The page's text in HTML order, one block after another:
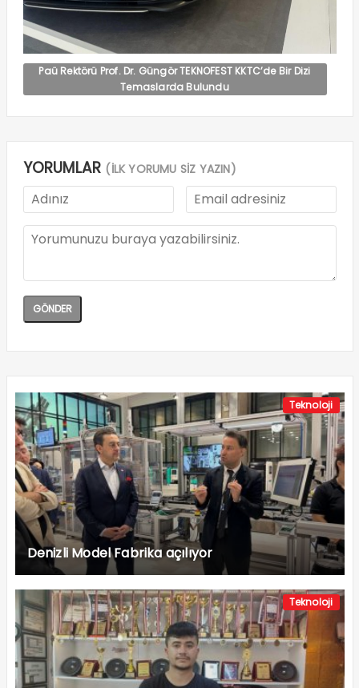
Paü Rektörü Prof. Dr. Güngör TEKNOFEST KKTC’de Bir Dizi
Temaslarda Bulundu
YORUMLAR (İLK YORUMU SİZ YAZIN)
Teknoloji
Denizli Model Fabrika açılıyor
Teknoloji